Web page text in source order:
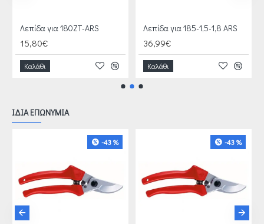
Λεπίδα για 180ZT-ARS
15,80€
Καλάθι
Λεπίδα για 185-1,5-1,8 ARS
36,99€
Καλάθι
ΙΔΙΑ ΕΠΩΝΥΜΙΑ
-43 % -43 %